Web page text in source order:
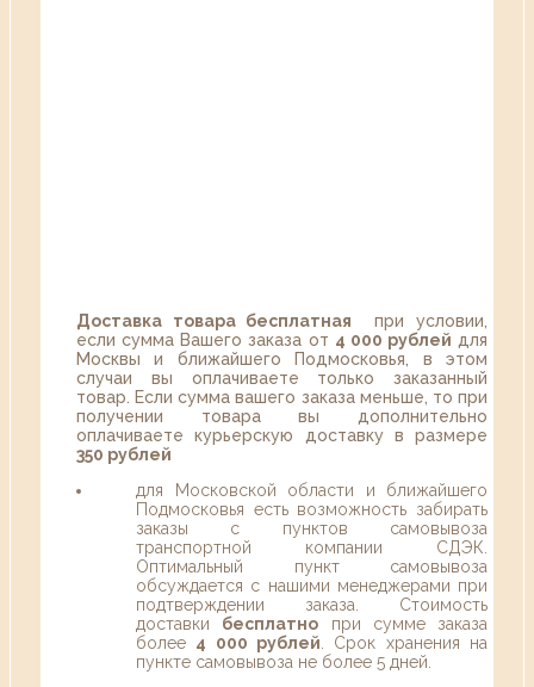
Доставка товара бесплатная при условии,
если сумма Вашего заказа от 4 000 рублей для
Москвы и ближайшего Подмосковья, в этом
случаи вы оплачиваете только заказанный
товар. Если сумма вашего заказа меньше, то при
получении товара вы дополнительно
оплачиваете курьерскую доставку в размере
350 рублей
для Московской области и ближайшего
Подмосковья есть возможность забирать
заказы с пунктов самовывоза
транспортной компании СДЭК.
Оптимальный пункт самовывоза
обсуждается с нашими менеджерами при
подтверждении заказа. Стоимость
доставки бесплатно при сумме заказа
более 4 000 рублей . Срок хранения на
пункте самовывоза не более 5 дней.